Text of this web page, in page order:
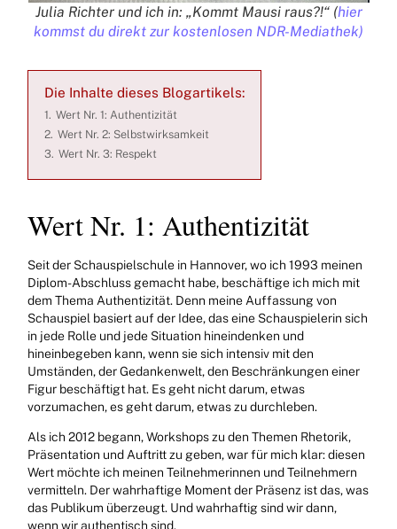
Julia Richter und ich in: „Kommt Mausi raus?!“ (hier
kommst du direkt zur kostenlosen NDR-Mediathek)
Die Inhalte dieses Blogartikels:
1. Wert Nr. 1: Authentizität
2. Wert Nr. 2: Selbstwirksamkeit
3. Wert Nr. 3: Respekt
Wert Nr. 1: Authentizität
Seit der Schauspielschule in Hannover, wo ich 1993 meinen
Diplom-Abschluss gemacht habe, beschäftige ich mich mit
dem Thema Authentizität. Denn meine Auffassung von
Schauspiel basiert auf der Idee, das eine Schauspielerin sich
in jede Rolle und jede Situation hineindenken und
hineinbegeben kann, wenn sie sich intensiv mit den
Umständen, der Gedankenwelt, den Beschränkungen einer
Figur beschäftigt hat. Es geht nicht darum, etwas
vorzumachen, es geht darum, etwas zu durchleben.
Als ich 2012 begann, Workshops zu den Themen Rhetorik,
Präsentation und Auftritt zu geben, war für mich klar: diesen
Wert möchte ich meinen Teilnehmerinnen und Teilnehmern
vermitteln. Der wahrhaftige Moment der Präsenz ist das, was
das Publikum überzeugt. Und wahrhaftig sind wir dann,
wenn wir authentisch sind.